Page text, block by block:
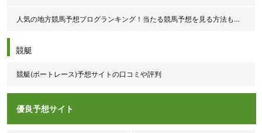
人気の地方競馬予想ブログランキング！当たる競馬予想を見る方法も紹介！
競艇
競艇(ボートレース)予想サイトの口コミや評判
優良予想サイト